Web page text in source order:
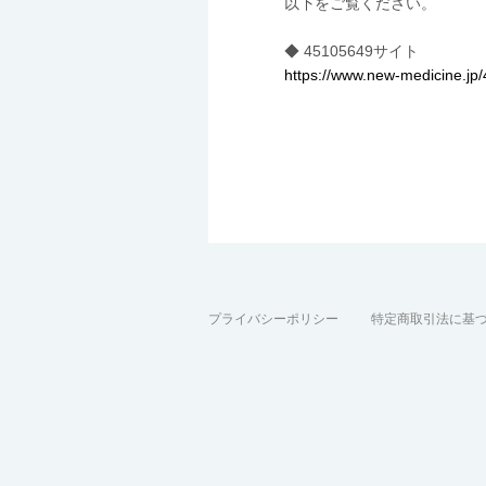
◆ 45105649サイト
https://www.new-
プライバシーポリシー 特定商取引法に基